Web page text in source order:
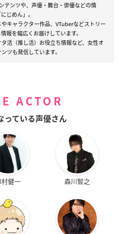
テンツや、声優・舞台・俳優などの情
じめん」。
キャラクター作品、VTuberなどストリー
報を幅広くお届けしています。
活（推し活）お役立ち情報など、女性オ
ツも発信しています。
ACTOR
っている声優さん
健一 森川智之